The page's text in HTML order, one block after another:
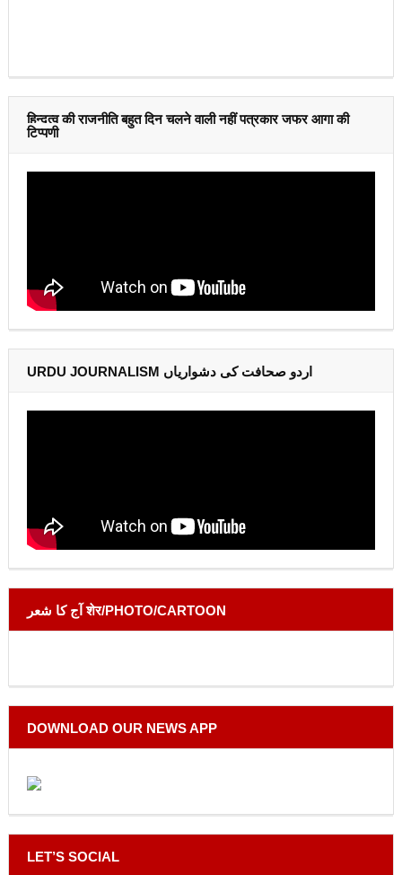
हिन्दुत्व की राजनीति बहुत दिन चलने वाली नहीं पत्रकार जफर आगा की
टिप्पणी
URDU JOURNALISM اردو صحافت کی دشواریاں
آج کا شعر शेर/PHOTO/CARTOON
DOWNLOAD OUR NEWS APP
LET’S SOCIAL